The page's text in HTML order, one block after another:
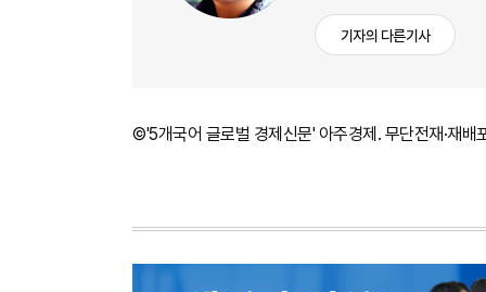
기자의 다른기사
©'5개국어 글로벌 경제신문' 아주경제. 무단전재·재배